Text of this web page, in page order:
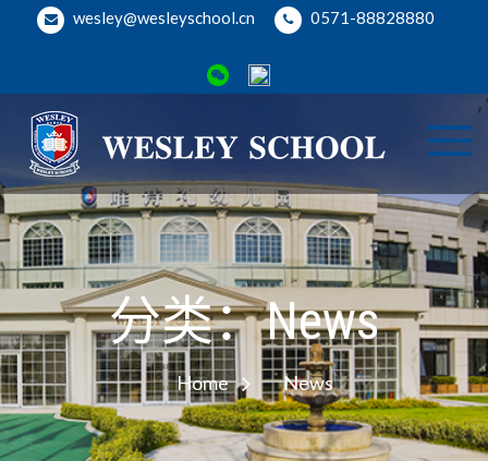
wesley@wesleyschool.cn 0571-88828880
Welcome
to Wesley
School
分类：News
Home News